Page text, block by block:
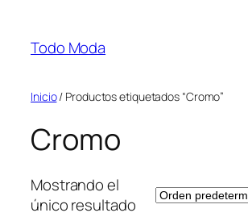
contenido
Todo Moda
Inicio/ Productos etiquetados “Cromo”
Cromo
Mostrando el
único resultado